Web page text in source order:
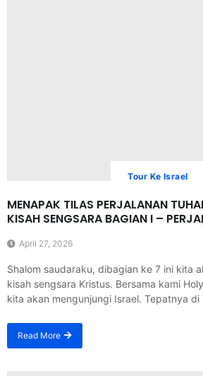
Tour Ke Israel
MENAPAK TILAS PERJALANAN
KISAH SENGSARA BAGIAN I –
April 27, 2026
Shalom saudaraku, dibagian ke 7 ini kita
kisah sengsara Kristus. Bersama kami
kita akan mengunjungi Israel. Tepatnya di
Read More